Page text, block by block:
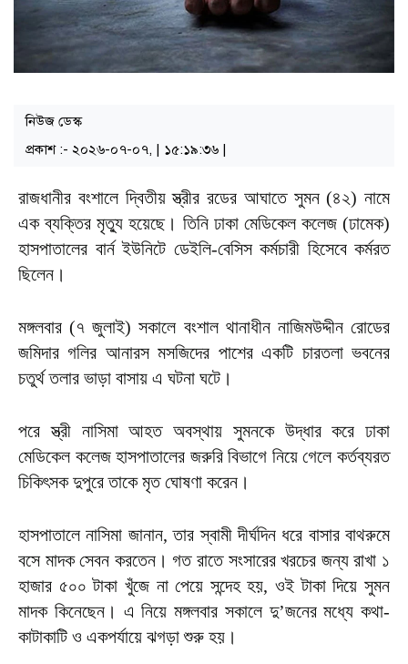
নিউজ ডেস্ক
প্রকাশ :- ২০২৬-০৭-০৭, | ১৫:১৯:৩৬ |
রাজধানীর বংশালে দ্বিতীয় স্ত্রীর রডের আঘাতে সুমন (৪২) নামে
এক ব্যক্তির মৃত্যু হয়েছে। তিনি ঢাকা মেডিকেল কলেজ (ঢামেক)
হাসপাতালের বার্ন ইউনিটে ডেইলি-বেসিস কর্মচারী হিসেবে কর্মরত
ছিলেন।
মঙ্গলবার (৭ জুলাই) সকালে বংশাল থানাধীন নাজিমউদ্দীন রোডের
জমিদার গলির আনারস মসজিদের পাশের একটি চারতলা ভবনের
চতুর্থ তলার ভাড়া বাসায় এ ঘটনা ঘটে।
পরে স্ত্রী নাসিমা আহত অবস্থায় সুমনকে উদ্ধার করে ঢাকা
মেডিকেল কলেজ হাসপাতালের জরুরি বিভাগে নিয়ে গেলে কর্তব্যরত
চিকিৎসক দুপুরে তাকে মৃত ঘোষণা করেন।
হাসপাতালে নাসিমা জানান, তার স্বামী দীর্ঘদিন ধরে বাসার বাথরুমে
বসে মাদক সেবন করতেন। গত রাতে সংসারের খরচের জন্য রাখা ১
হাজার ৫০০ টাকা খুঁজে না পেয়ে সন্দেহ হয়, ওই টাকা দিয়ে সুমন
মাদক কিনেছেন। এ নিয়ে মঙ্গলবার সকালে দু’জনের মধ্যে কথা-
কাটাকাটি ও একপর্যায়ে ঝগড়া শুরু হয়।